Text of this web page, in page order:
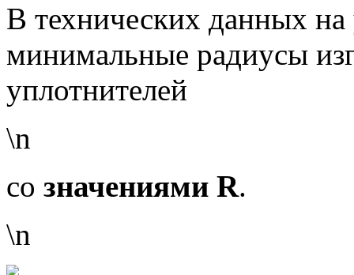
В технических данных на
минимальные радиусы
уплотнителей
\n
со значениями R.
\n